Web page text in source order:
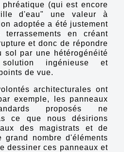
(qui est encore
d'eau" une valeur à
adoptée a été justement
en créant
et donc de répondre
sol par une hétérogénéité
ingénieuse et
de vue.
architecturales ont
exemple, les panneaux
proposés ne
ce que nous désirions
des magistrats et de
grand nombre d'éléments
dessiner ces panneaux et